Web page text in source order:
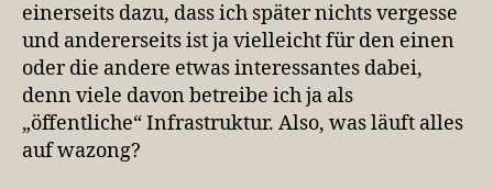
einerseits dazu, dass ich später nichts vergesse
und andererseits ist ja vielleicht für den einen
oder die andere etwas interessantes dabei,
denn viele davon betreibe ich ja als
„öffentliche“ Infrastruktur. Also, was läuft alles
auf wazong?